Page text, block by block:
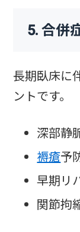
5. 合併
長期臥床に
ントです。
深部静
褥瘡予
早期リ
関節拘